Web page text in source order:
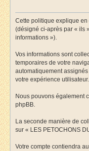
Cette politique explique en
(désigné ci-après par « ils
informations »).
Vos informations sont
temporaires de votre
automatiquement
votre expérience utilisateur.
Nous pouvons également
phpBB.
La seconde manière de
sur « LES PETOCHONS
Votre compte contiendra